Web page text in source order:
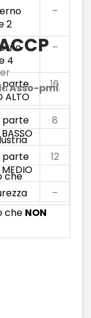
2
–
4
–
parte
ALTO
16
parte
8
parte
MEDIO
12
–
Asso-pmi.
che
che NON